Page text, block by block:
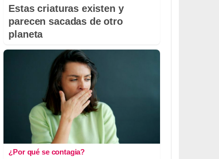
Estas criaturas existen y
parecen sacadas de otro
planeta
¿Por qué se contagia?